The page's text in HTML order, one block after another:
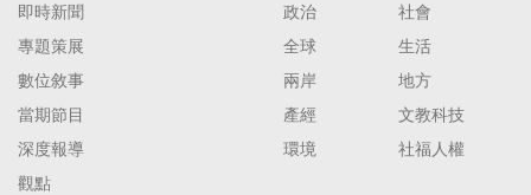
即時新聞
專題策展
數位敘事
當期節目
深度報導
觀點
政治
社會
全球
生活
兩岸
地方
產經
文教科技
環境
社福人權